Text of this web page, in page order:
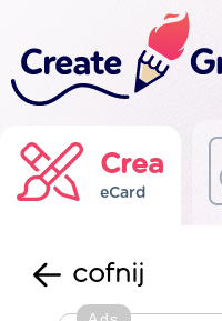
Crea
eCard
cofnij